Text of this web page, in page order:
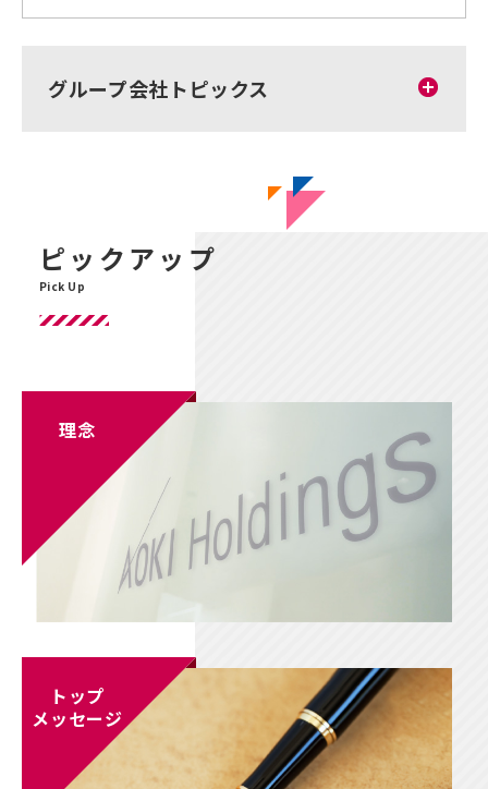
グループ会社トピックス
ピックアップ
理念
トップ
メッセージ